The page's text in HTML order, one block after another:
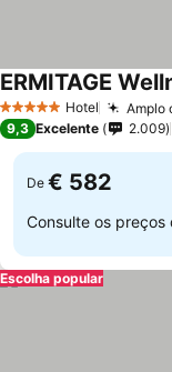
5 Estrelas Hotel Amplo
ERMITAGE
9,3 Excelente 2.009
De € 582
Consulte os preços
Escolha popular